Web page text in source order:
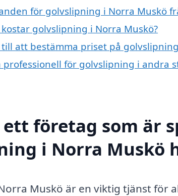
för golvslipning i Norra Muskö
golvslipning i Norra Muskö?
att bestämma priset på
professionell för golvslipning i andra
ett företag som är
i Norra Muskö
Muskö är en viktig tjänst för